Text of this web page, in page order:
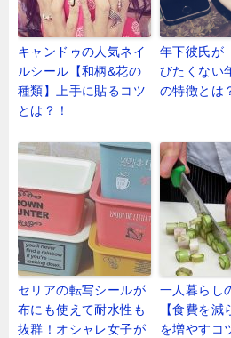
キャンドゥの人気ネイ
ルシール【和柄&花の
種類】上手に貼るコツ
とは？！
年下彼氏が
びたくない
の特徴とは
セリアの転写シールが
布にも使えて耐水性も
抜群！オシャレ女子が
一人暮らし
【食費を減
を増やすコ